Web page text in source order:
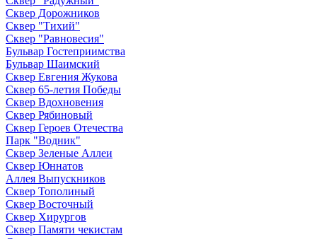
Сквер Дорожников
Сквер "Тихий"
Cквер "Равновесия"
Бульвар Гостеприимства
Бульвар Шаимский
Сквер Евгения Жукова
Сквер 65-летия Победы
Сквер Вдохновения
Сквер Рябиновый
Сквер Героев Отечества
Парк "Водник"
Сквер Зеленые Аллеи
Сквер Юннатов
Аллея Выпускников
Сквер Тополиный
Сквер Восточный
Сквер Хирургов
Сквер Памяти чекистам